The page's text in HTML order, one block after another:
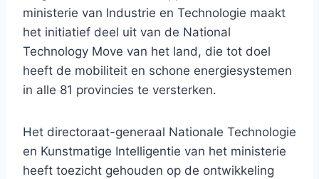
ministerie van Industrie en Technologie maakt
het initiatief deel uit van de National
Technology Move van het land, die tot doel
heeft de mobiliteit en schone energiesystemen
in alle 81 provincies te versterken.
Het directoraat-generaal Nationale Technologie
en Kunstmatige Intelligentie van het ministerie
heeft toezicht gehouden op de ontwikkeling